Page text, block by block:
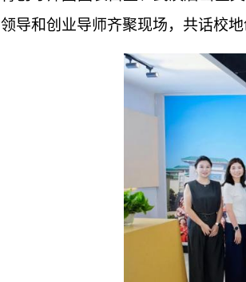
领导和创业导师齐聚现场，共话校